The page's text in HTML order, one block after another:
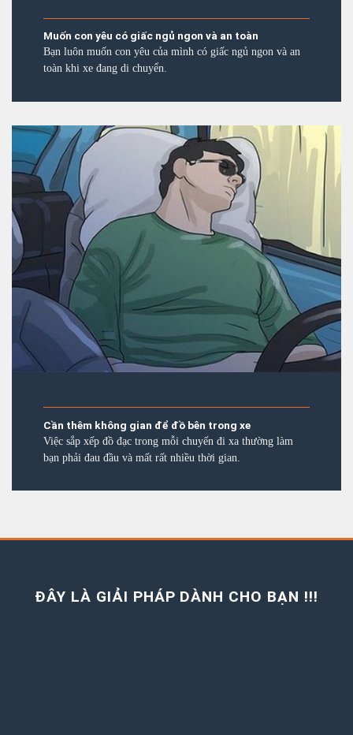
Muốn con yêu có giấc ngủ ngon và an toàn
Bạn luôn muốn con yêu của mình có giấc ngủ ngon và an
toàn khi xe đang di chuyển.
Cần thêm không gian để đồ bên trong xe
Việc sắp xếp đồ đạc trong mỗi chuyến đi xa thường làm
bạn phải đau đầu và mất rất nhiều thời gian.
ĐÂY LÀ GIẢI PHÁP DÀNH CHO BẠN !!!